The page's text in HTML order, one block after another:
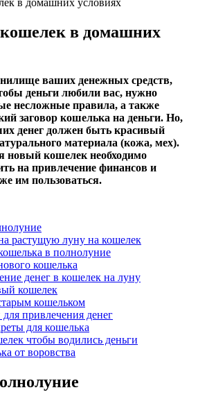
в домашних
ваших денежных средств,
деньги любили вас, нужно
несложные правила, а также
заговор кошелька на деньги. Но,
денег должен быть красивый
материала (кожа, мех).
новый кошелек необходимо
на привлечение финансов и
им пользоваться.
растущую луну на кошелек
в полнолуние
кошелька
денег в кошелек на луну
кошелек
кошельком
для привлечения денег
для кошелька
чтобы водились деньги
от воровства